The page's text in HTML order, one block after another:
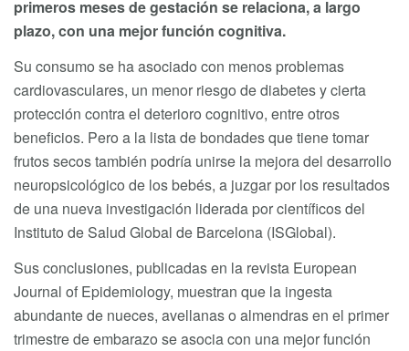
primeros meses de gestación se relaciona, a largo
plazo, con una mejor función cognitiva.
Su consumo se ha asociado con menos problemas
cardiovasculares, un menor riesgo de diabetes y cierta
protección contra el deterioro cognitivo, entre otros
beneficios. Pero a la lista de bondades que tiene tomar
frutos secos también podría unirse la mejora del desarrollo
neuropsicológico de los bebés, a juzgar por los resultados
de una nueva investigación liderada por científicos del
Instituto de Salud Global de Barcelona (ISGlobal).
Sus conclusiones, publicadas en la revista European
Journal of Epidemiology, muestran que la ingesta
abundante de nueces, avellanas o almendras en el primer
trimestre de embarazo se asocia con una mejor función